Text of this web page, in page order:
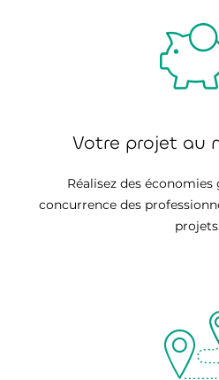
Votre projet au
Réalisez des
concurrence des